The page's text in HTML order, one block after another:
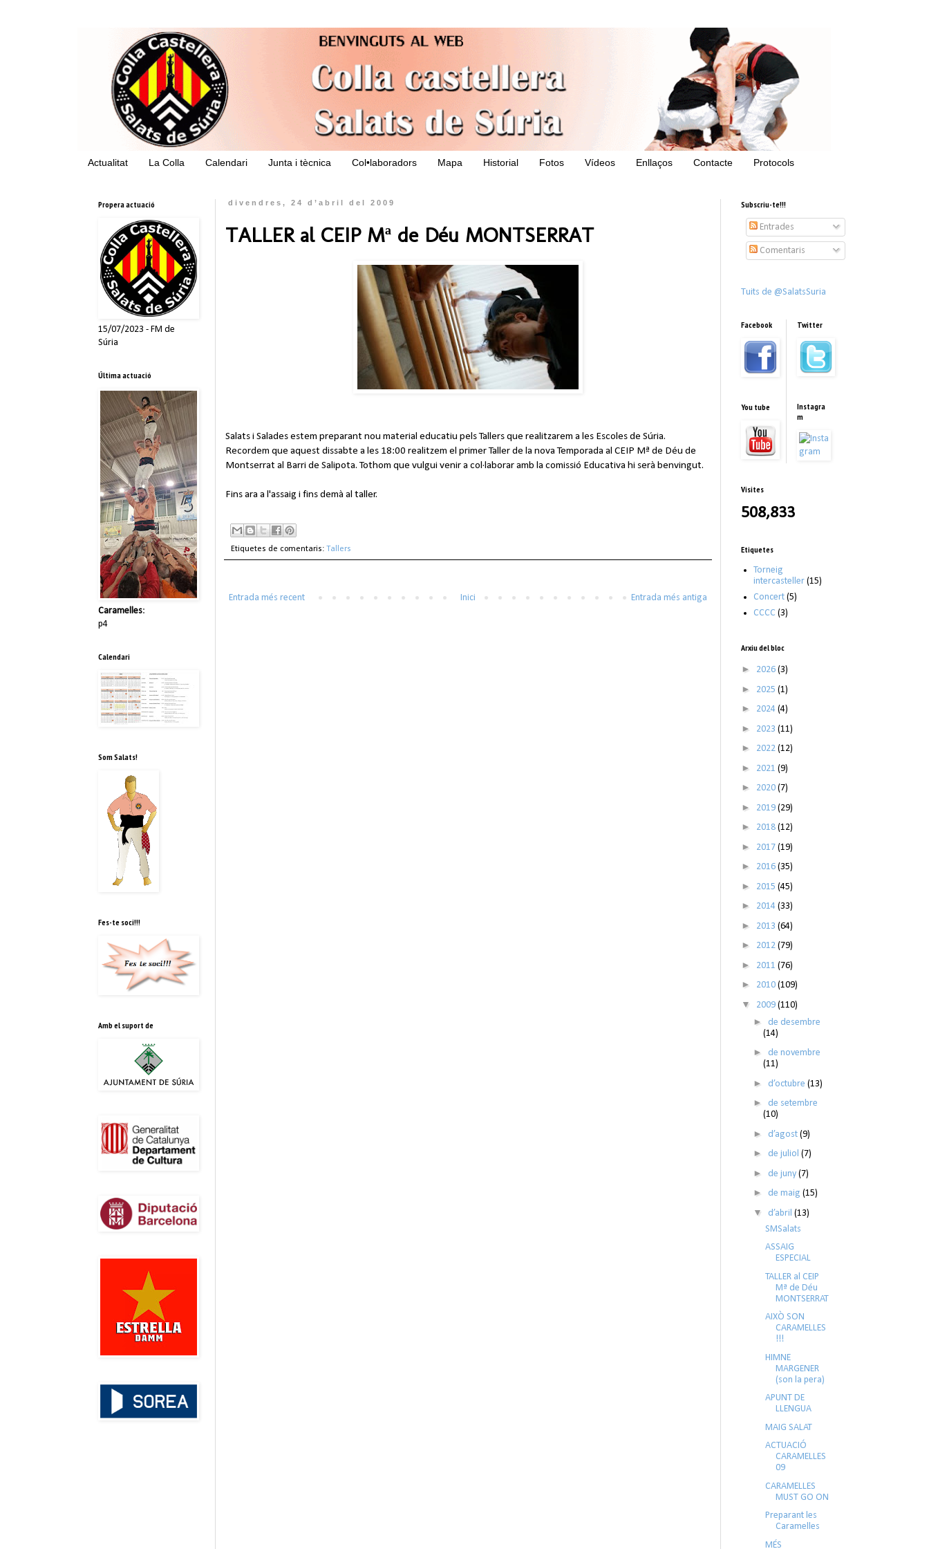
Actualitat La Colla Calendari Junta i tècnica Col•laboradors Mapa Historial Fotos Vídeos Enllaços Contacte Protocols
divendres, 24 d’abril del 2009
TALLER al CEIP Mª de Déu MONTSERRAT
Salats i Salades estem preparant nou material educatiu pels Tallers que realitzarem a les Escoles de Súria.
Recordem que aquest dissabte a les 18:00 realitzem el primer Taller de la nova Temporada al CEIP Mª de Déu de
Montserrat al Barri de Salipota. Tothom que vulgui venir a col·laborar amb la comissió Educativa hi serà benvingut.
Fins ara a l'assaig i fins demà al taller.
Etiquetes de comentaris: Tallers
Entrada més recent Entrada més antiga
Inici
Propera actuació
15/07/2023 - FM de
Súria
Última actuació
Caramelles:
p4
Calendari
Som Salats!
Fes-te soci!!!
Amb el suport de
Subscriu-te!!!
Entrades
Comentaris
Tuits de @SalatsSuria
Facebook
You tube
Twitter
Instagra
m
Visites
508,833
Etiquetes
Torneig
intercasteller (15)
Concert (5)
CCCC (3)
Arxiu del bloc
► 2026 (3)
► 2025 (1)
► 2024 (4)
► 2023 (11)
► 2022 (12)
► 2021 (9)
► 2020 (7)
► 2019 (29)
► 2018 (12)
► 2017 (19)
► 2016 (35)
► 2015 (45)
► 2014 (33)
► 2013 (64)
► 2012 (79)
► 2011 (76)
► 2010 (109)
▼ 2009 (110)
►
de desembre
(14)
►
de novembre
(11)
► d’octubre (13)
►
de setembre
(10)
► d’agost (9)
► de juliol (7)
► de juny (7)
► de maig (15)
▼ d’abril (13)
SMSalats
ASSAIG
ESPECIAL
TALLER al CEIP
Mª de Déu
MONTSERRAT
AIXÒ SON
CARAMELLES
!!!
HIMNE
MARGENER
(son la pera)
APUNT DE
LLENGUA
MAIG SALAT
ACTUACIÓ
CARAMELLES
09
CARAMELLES
MUST GO ON
Preparant les
Caramelles
MÉS